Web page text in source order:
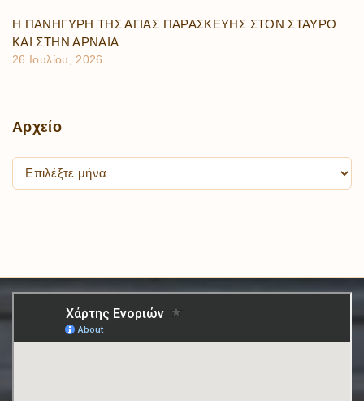
Η ΠΑΝΗΓΥΡΗ ΤΗΣ ΑΓΙΑΣ ΠΑΡΑΣΚΕΥΗΣ ΣΤΟΝ ΣΤΑΥΡΟ
ΚΑΙ ΣΤΗΝ ΑΡΝΑΙΑ
26 Ιουλίου, 2026
Αρχείο